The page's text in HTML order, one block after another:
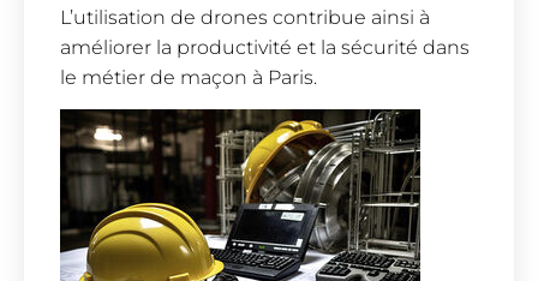
L’utilisation de drones contribue ainsi à
améliorer la productivité et la sécurité dans
le métier de maçon à Paris.